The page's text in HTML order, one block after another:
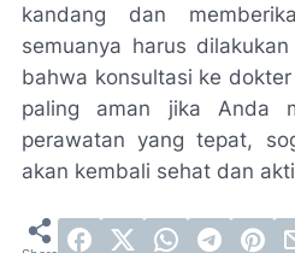
kandang dan
semuanya harus
bahwa konsultasi ke
paling aman jika Anda
perawatan yang tepat,
akan kembali sehat dan